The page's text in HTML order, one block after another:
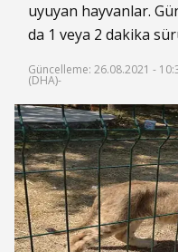
uyuyan hayvanlar.
da 1 veya 2 dakika
Güncelleme: 26.08.2021 -
(DHA)-